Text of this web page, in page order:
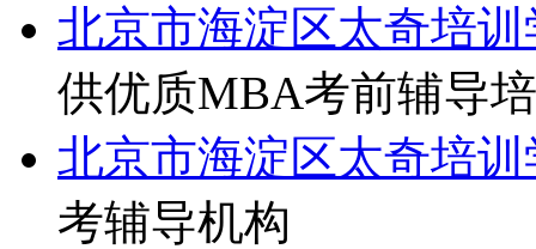
北京市海淀区太奇培训
供优质MBA考前辅导
北京市海淀区太奇培训
考辅导机构